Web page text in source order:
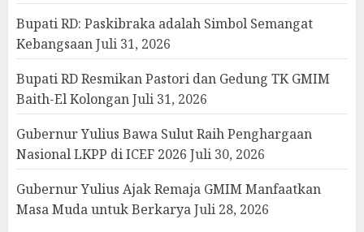
Bupati RD: Paskibraka adalah Simbol Semangat
KebangsaanJuli 31, 2026
Bupati RD Resmikan Pastori dan Gedung TK GMIM
Baith-El KolonganJuli 31, 2026
Gubernur Yulius Bawa Sulut Raih Penghargaan
Nasional LKPP di ICEF 2026 Juli 30, 2026
Gubernur Yulius Ajak Remaja GMIM Manfaatkan
Masa Muda untuk BerkaryaJuli 28, 2026